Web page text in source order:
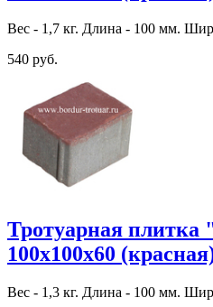
Вес - 1,7 кг. Длина - 100 мм.
540 руб.
Тротуарная плитка
100х100х60
Вес - 1,3 кг. Длина - 100 мм.